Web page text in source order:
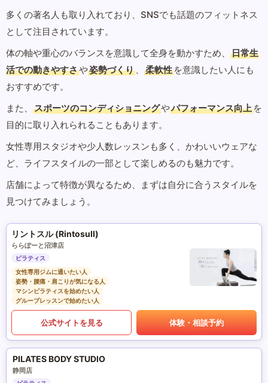
多くの著名人も取り入れており、SNSでも話題のフィットネス
として注目されています。
体の軸や重心のバランスを意識して全身を動かすため、
日常生
活での動きやすさや姿勢づくり 、 柔軟性 を意識したい人にも
おすすめです。
また、
スポーツのコンディショニングやパフォーマンス向上 を
目的に取り入れられることもあります。
女性専用スタジオや少人数レッスンも多く、かわいいウェアな
ど、ライフスタイルの一部として楽しめるのも魅力です。
店舗によって特徴が異なるため、まずは自分に合うスタイルを
見つけてみましょう。
リントスル (Rintosull)
ららぽーと沼津店
ピラティス
女性専用ジムに通いたい人
姿勢・腰痛・肩こりが気になる人
マシンピラティスを始めたい人
グループレッスンで始めたい人
公式サイトを見る 体験・相談予約
PILATES BODY STUDIO
静岡店